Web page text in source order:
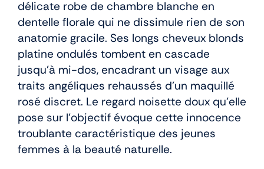
délicate robe de chambre blanche en
dentelle florale qui ne dissimule rien de son
anatomie gracile. Ses longs cheveux blonds
platine ondulés tombent en cascade
jusqu’à mi-dos, encadrant un visage aux
traits angéliques rehaussés d’un maquillé
rosé discret. Le regard noisette doux qu’elle
pose sur l’objectif évoque cette innocence
troublante caractéristique des jeunes
femmes à la beauté naturelle.